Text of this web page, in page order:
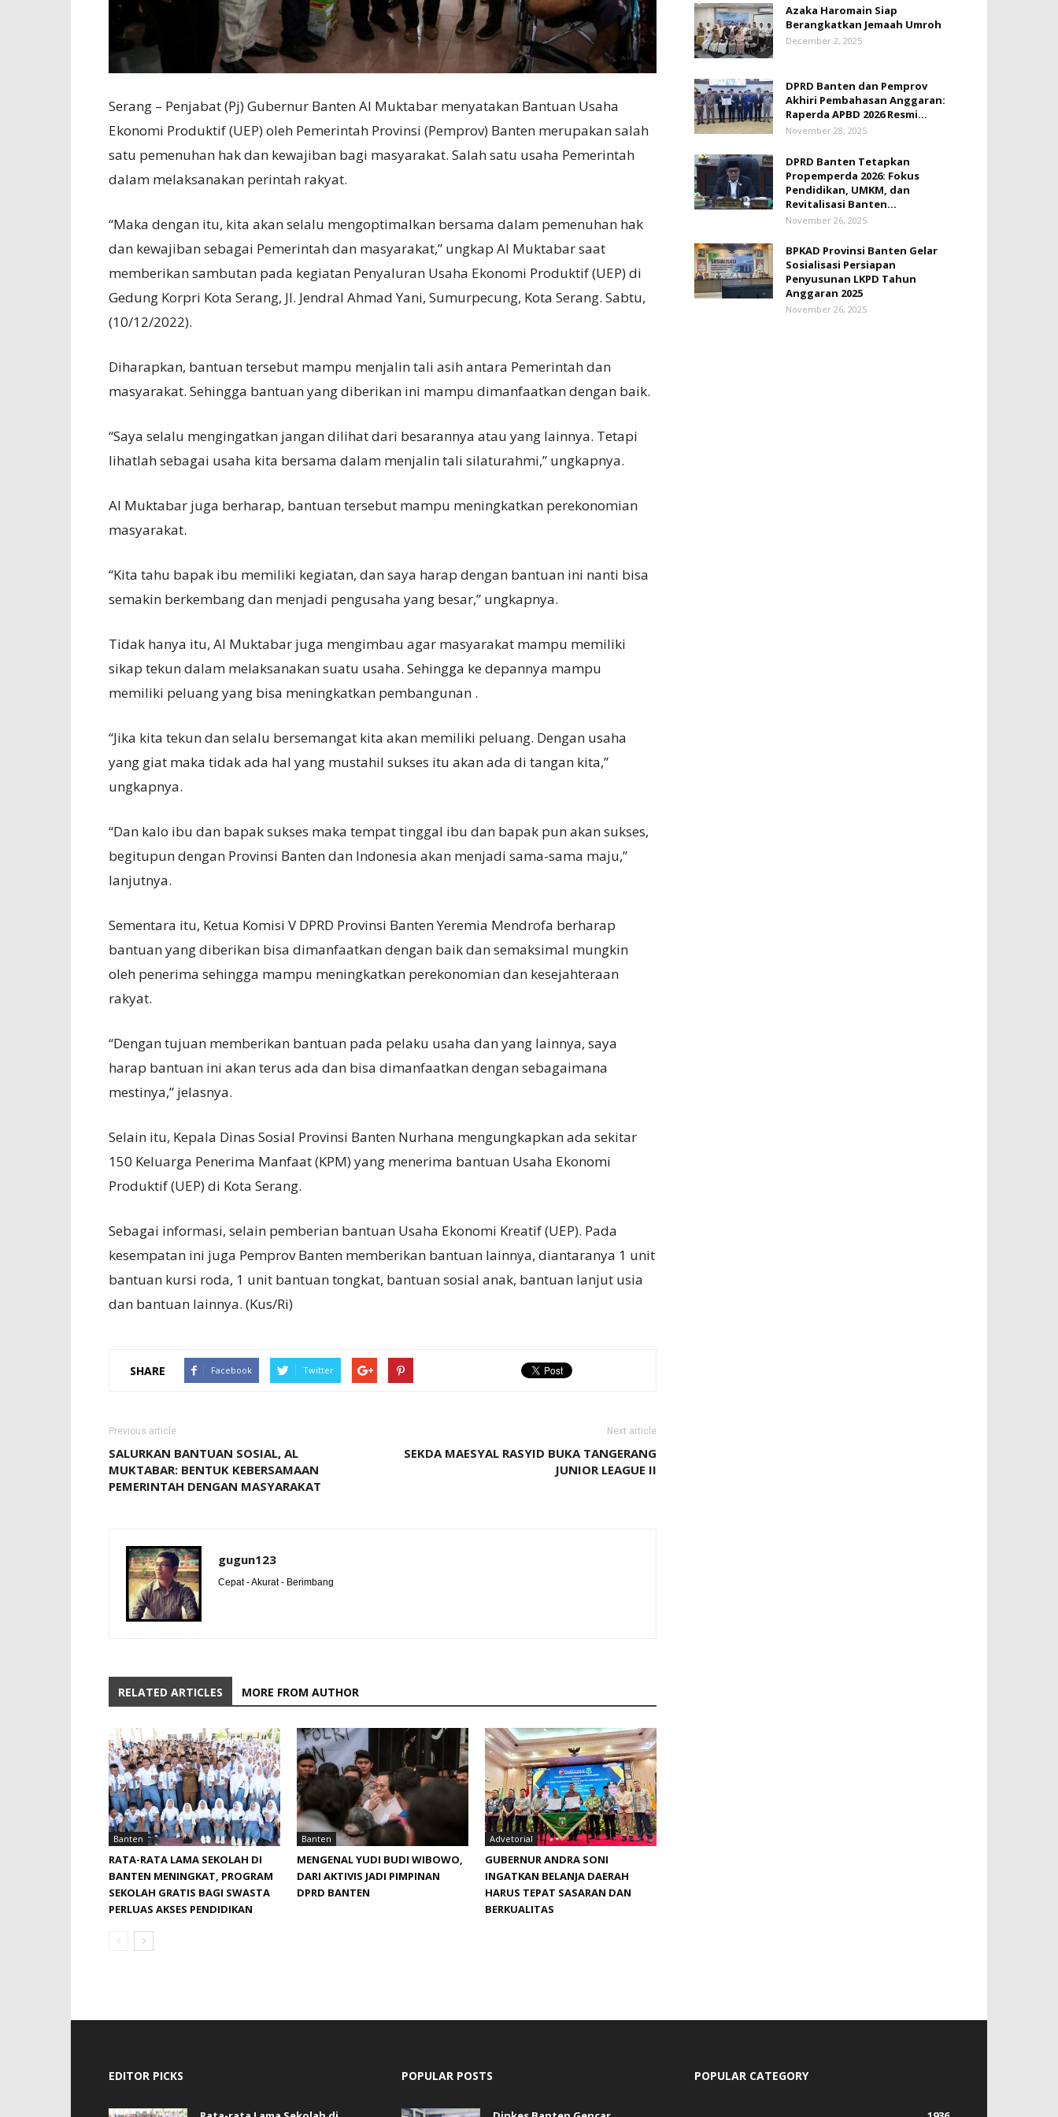
Serang – Penjabat (Pj) Gubernur Banten Al Muktabar menyatakan Bantuan Usaha
Ekonomi Produktif (UEP) oleh Pemerintah Provinsi (Pemprov) Banten merupakan salah
satu pemenuhan hak dan kewajiban bagi masyarakat. Salah satu usaha Pemerintah
dalam melaksanakan perintah rakyat.
“Maka dengan itu, kita akan selalu mengoptimalkan bersama dalam pemenuhan hak
dan kewajiban sebagai Pemerintah dan masyarakat,” ungkap Al Muktabar saat
memberikan sambutan pada kegiatan Penyaluran Usaha Ekonomi Produktif (UEP) di
Gedung Korpri Kota Serang, Jl. Jendral Ahmad Yani, Sumurpecung, Kota Serang. Sabtu,
(10/12/2022).
Diharapkan, bantuan tersebut mampu menjalin tali asih antara Pemerintah dan
masyarakat. Sehingga bantuan yang diberikan ini mampu dimanfaatkan dengan baik.
“Saya selalu mengingatkan jangan dilihat dari besarannya atau yang lainnya. Tetapi
lihatlah sebagai usaha kita bersama dalam menjalin tali silaturahmi,” ungkapnya.
Al Muktabar juga berharap, bantuan tersebut mampu meningkatkan perekonomian
masyarakat.
“Kita tahu bapak ibu memiliki kegiatan, dan saya harap dengan bantuan ini nanti bisa
semakin berkembang dan menjadi pengusaha yang besar,” ungkapnya.
Tidak hanya itu, Al Muktabar juga mengimbau agar masyarakat mampu memiliki
sikap tekun dalam melaksanakan suatu usaha. Sehingga ke depannya mampu
memiliki peluang yang bisa meningkatkan pembangunan .
“Jika kita tekun dan selalu bersemangat kita akan memiliki peluang. Dengan usaha
yang giat maka tidak ada hal yang mustahil sukses itu akan ada di tangan kita,”
ungkapnya.
“Dan kalo ibu dan bapak sukses maka tempat tinggal ibu dan bapak pun akan sukses,
begitupun dengan Provinsi Banten dan Indonesia akan menjadi sama-sama maju,”
lanjutnya.
Sementara itu, Ketua Komisi V DPRD Provinsi Banten Yeremia Mendrofa berharap
bantuan yang diberikan bisa dimanfaatkan dengan baik dan semaksimal mungkin
oleh penerima sehingga mampu meningkatkan perekonomian dan kesejahteraan
rakyat.
“Dengan tujuan memberikan bantuan pada pelaku usaha dan yang lainnya, saya
harap bantuan ini akan terus ada dan bisa dimanfaatkan dengan sebagaimana
mestinya,” jelasnya.
Selain itu, Kepala Dinas Sosial Provinsi Banten Nurhana mengungkapkan ada sekitar
150 Keluarga Penerima Manfaat (KPM) yang menerima bantuan Usaha Ekonomi
Produktif (UEP) di Kota Serang.
Sebagai informasi, selain pemberian bantuan Usaha Ekonomi Kreatif (UEP). Pada
kesempatan ini juga Pemprov Banten memberikan bantuan lainnya, diantaranya 1 unit
bantuan kursi roda, 1 unit bantuan tongkat, bantuan sosial anak, bantuan lanjut usia
dan bantuan lainnya. (Kus/Ri)
SHARE Facebook Twitter
Previous article
SALURKAN BANTUAN SOSIAL, AL
MUKTABAR: BENTUK KEBERSAMAAN
PEMERINTAH DENGAN MASYARAKAT
Next article
SEKDA MAESYAL RASYID BUKA TANGERANG
JUNIOR LEAGUE II
gugun123
Cepat - Akurat - Berimbang
RELATED ARTICLES MORE FROM AUTHOR
Banten
RATA-RATA LAMA SEKOLAH DI
BANTEN MENINGKAT, ‎PROGRAM
SEKOLAH GRATIS BAGI SWASTA
PERLUAS AKSES PENDIDIKAN ‎ ‎
Banten
MENGENAL YUDI BUDI WIBOWO,
DARI AKTIVIS JADI PIMPINAN
DPRD BANTEN
Advetorial
GUBERNUR ANDRA SONI
INGATKAN BELANJA DAERAH
HARUS TEPAT SASARAN DAN
BERKUALITAS
Azaka Haromain Siap
Berangkatkan Jemaah Umroh
December 2, 2025
DPRD Banten dan Pemprov
Akhiri Pembahasan Anggaran:
Raperda APBD 2026 Resmi...
November 28, 2025
DPRD Banten Tetapkan
Propemperda 2026: Fokus
Pendidikan, UMKM, dan
Revitalisasi Banten...
November 26, 2025
BPKAD Provinsi Banten Gelar
Sosialisasi Persiapan
Penyusunan LKPD Tahun
Anggaran 2025
November 26, 2025
EDITOR PICKS POPULAR POSTS POPULAR CATEGORY